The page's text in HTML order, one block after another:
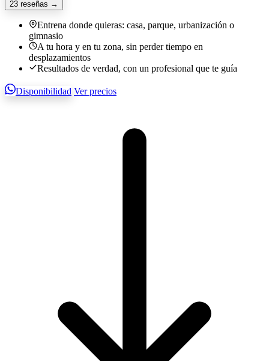
23 reseñas →
Entrena donde quieras: casa, parque, urbanización o
gimnasio
A tu hora y en tu zona, sin perder tiempo en
desplazamientos
Resultados de verdad, con un profesional que te guía
Disponibilidad Ver precios